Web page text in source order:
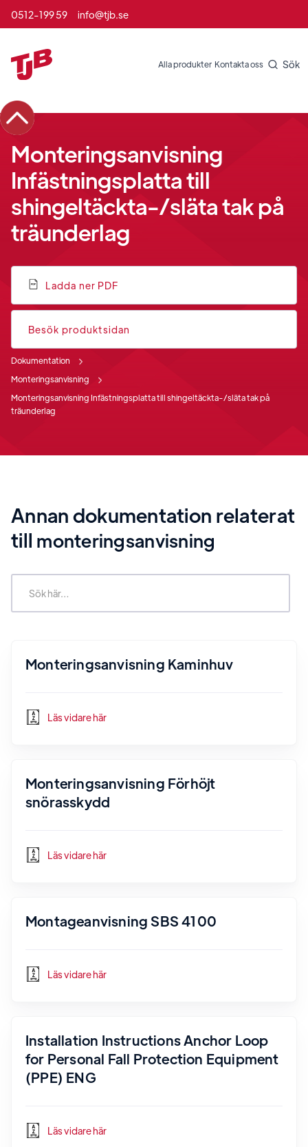
0512-199 59 info@tjb.se
Alla produkter Kontakta oss Sök
Monteringsanvisning
Infästningsplatta till
shingeltäckta-/släta tak på
träunderlag
Ladda ner PDF
Besök produktsidan
Dokumentation
Monteringsanvisning
Monteringsanvisning Infästningsplatta till shingeltäckta-/släta tak på
träunderlag
Annan dokumentation relaterat
till monteringsanvisning
Monteringsanvisning Kaminhuv
Läs vidare här
Monteringsanvisning Förhöjt
snörasskydd
Läs vidare här
Montageanvisning SBS 4100
Läs vidare här
Installation Instructions Anchor Loop
for Personal Fall Protection Equipment
(PPE) ENG
Läs vidare här